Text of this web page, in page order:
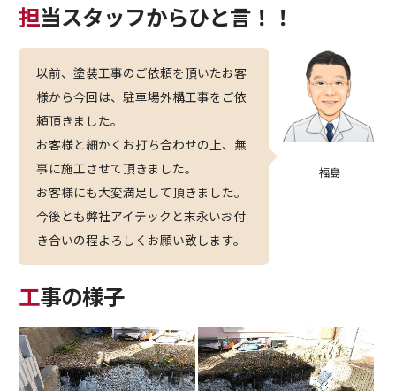
担当スタッフからひと言！！
以前、塗装工事のご依頼を頂いたお客
様から今回は、駐車場外構工事をご依
頼頂きました。
お客様と細かくお打ち合わせの上、無
事に施工させて頂きました。
お客様にも大変満足して頂きました。
今後とも弊社アイテックと末永いお付
き合いの程よろしくお願い致します。
福島
工事の様子